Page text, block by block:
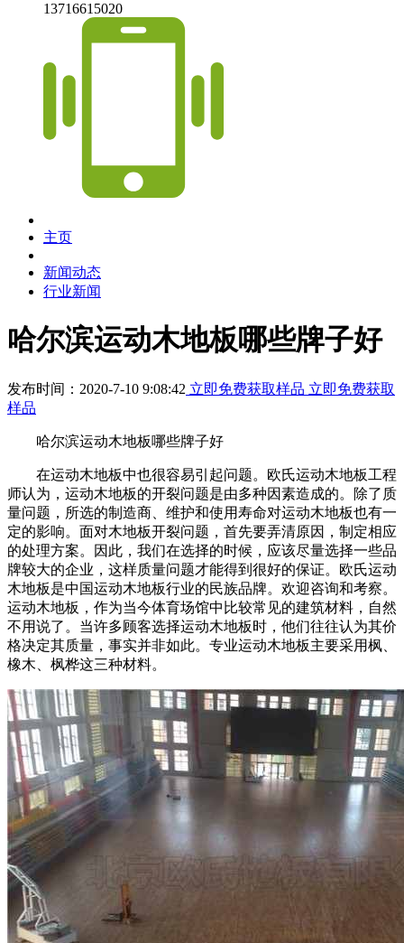
13716615020
主页
新闻动态
行业新闻
哈尔滨运动木地板哪些牌子好
发布时间：2020-7-10 9:08:42 立即免费获取样品 立即免费获取
样品
哈尔滨运动木地板哪些牌子好
在运动木地板中也很容易引起问题。欧氏运动木地板工程
师认为，运动木地板的开裂问题是由多种因素造成的。除了质
量问题，所选的制造商、维护和使用寿命对运动木地板也有一
定的影响。面对木地板开裂问题，首先要弄清原因，制定相应
的处理方案。因此，我们在选择的时候，应该尽量选择一些品
牌较大的企业，这样质量问题才能得到很好的保证。欧氏运动
木地板是中国运动木地板行业的民族品牌。欢迎咨询和考察。
运动木地板，作为当今体育场馆中比较常见的建筑材料，自然
不用说了。当许多顾客选择运动木地板时，他们往往认为其价
格决定其质量，事实并非如此。专业运动木地板主要采用枫、
橡木、枫桦这三种材料。